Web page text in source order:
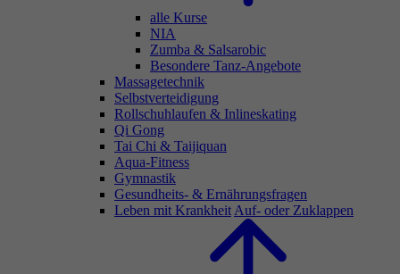
alle Kurse
NIA
Zumba & Salsarobic
Besondere Tanz-Angebote
Massagetechnik
Selbstverteidigung
Rollschuhlaufen & Inlineskating
Qi Gong
Tai Chi & Taijiquan
Aqua-Fitness
Gymnastik
Gesundheits- & Ernährungsfragen
Leben mit Krankheit Auf- oder Zuklappen